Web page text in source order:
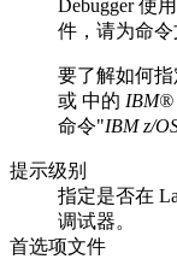
Debugger使用
件，请为命令
要了解如何指
或 中的 IBM®
命令 IBM z/
提示级别
指定是否在
调试器。
首选项文件